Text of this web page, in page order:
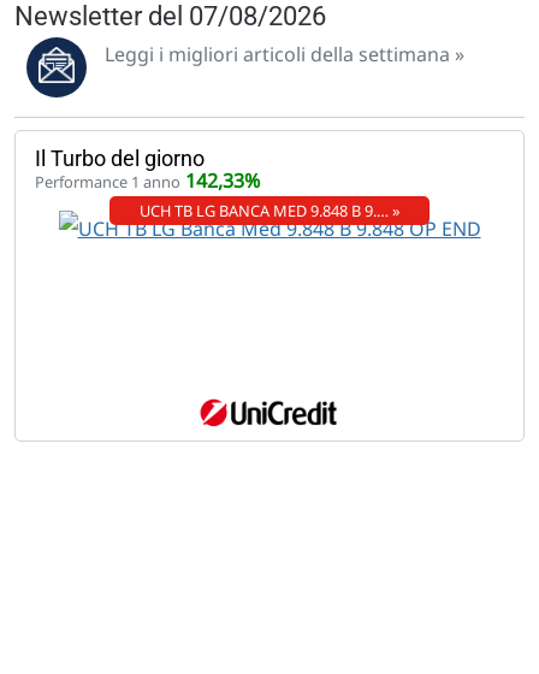
Newsletter del 07/08/2026
Leggi i migliori articoli della settimana »
Il Turbo del giorno
Performance 1 anno 142,33%
UCH TB LG BANCA MED 9.848 B 9.… »